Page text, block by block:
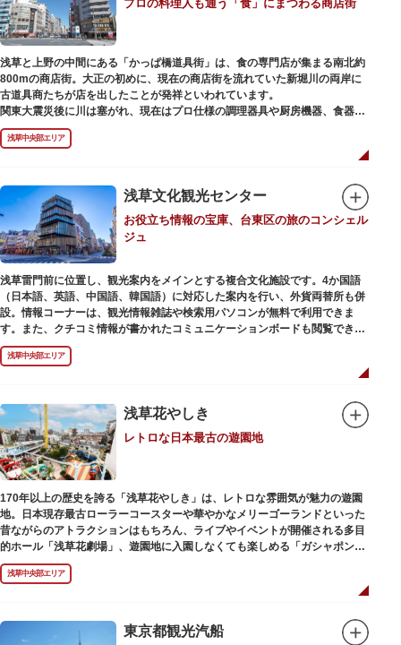
プロの料理人も通う「食」にまつわる商店街
浅草と上野の中間にある「かっぱ橋道具街」は、食の専門店が集まる南北約
800mの商店街。大正の初めに、現在の商店街を流れていた新堀川の両岸に
古道具商たちが店を出したことが発祥といわれています。
関東大震災後に川は塞がれ、現在はプロ仕様の調理器具や厨房機器、食器、
包材、調理衣装など「食」にまつわる約170軒の専門店が集まる個性的な専
門商店街として賑わいを見せています。もちろん、ほとんどのお店が小売に
も対応。家庭の調理用具を購入したい人や観光客にもおすすめです。食品サ
毎年、道具の日である10月9日前後に開催される「かっぱ橋道具まつり」で
は、各店舗がおすすめ商品や掘り出しものを販売。また、年ごとに異なる
様々な催しものも行われます。
浅草中央部エリア
浅草文化観光センター
お役立ち情報の宝庫、台東区の旅のコンシェル
ジュ
浅草雷門前に位置し、観光案内をメインとする複合文化施設です。4か国語
（日本語、英語、中国語、韓国語）に対応した案内を行い、外貨両替所も併
設。情報コーナーは、観光情報雑誌や検索用パソコンが無料で利用できま
す。また、クチコミ情報が書かれたコミュニケーションボードも閲覧できる
ので、とっておきの旅のヒントを得られるかも。多目的スペースでは、映像
を活用し台東区のみどころやイベント、歴史、文化を紹介。通常、イスが配
仲見世や、隅田川や東京スカイツリーも一望できるビュースポットとなって
います。
浅草の街並みに溶け込む平屋を重ねたようなおしゃれな外観は、日本を代表
する建築家・隈研吾氏によるデザイン。木の温もりあふれる空間は、初めて
日本を訪れる海外ツーリストにも優しい印象を与えています。
浅草中央部エリア
浅草花やしき
レトロな日本最古の遊園地
170年以上の歴史を誇る「浅草花やしき」は、レトロな雰囲気が魅力の遊園
地。日本現存最古ローラーコースターや華やかなメリーゴーランドといった
昔ながらのアトラクションはもちろん、ライブやイベントが開催される多目
的ホール「浅草花劇場」、遊園地に入園しなくても楽しめる「ガシャポンの
デパート浅草花やしき店」も併設され、さまざまな娯楽を楽しめる浅草の
「遊びの場」として親しまれています。
と菊細工を主とした花園（かえん）として誕生しました。明治時代に入ると
浅草中央部エリア
東京都観光汽船